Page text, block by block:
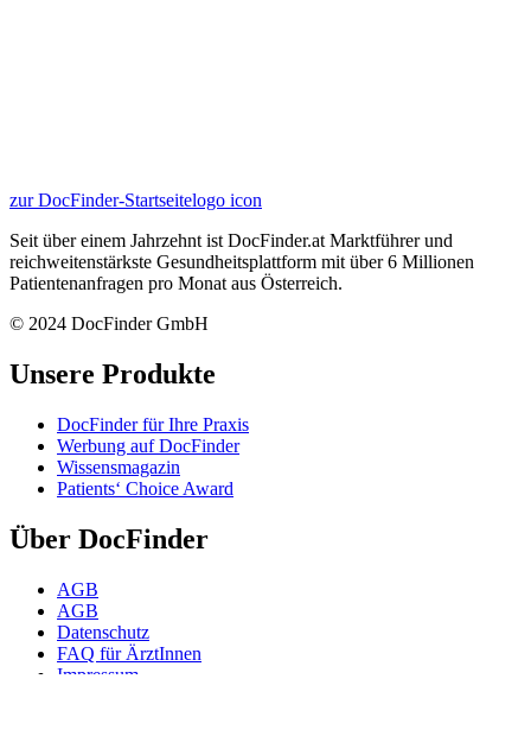
zur DocFinder-Startseitelogo icon
Seit über einem Jahrzehnt ist DocFinder.at Marktführer und
reichweitenstärkste Gesundheitsplattform mit über 6 Millionen
Patientenanfragen pro Monat aus Österreich.
© 2024 DocFinder GmbH
Unsere Produkte
DocFinder für Ihre Praxis
Werbung auf DocFinder
Wissensmagazin
Patients‘ Choice Award
Über DocFinder
AGB
AGB
Datenschutz
FAQ für ÄrztInnen
Impressum